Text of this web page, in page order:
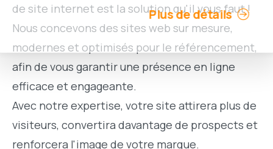
Plus de détails
de site internet est la solution qu'il vous faut !
Nous concevons des sites web sur mesure,
modernes et optimisés pour le référencement,
afin de vous garantir une présence en ligne
efficace et engageante.
Avec notre expertise, votre site attirera plus de
visiteurs, convertira davantage de prospects et
renforcera l'image de votre marque.